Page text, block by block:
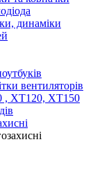
динаміки
вентиляторів
, XT120, XT150